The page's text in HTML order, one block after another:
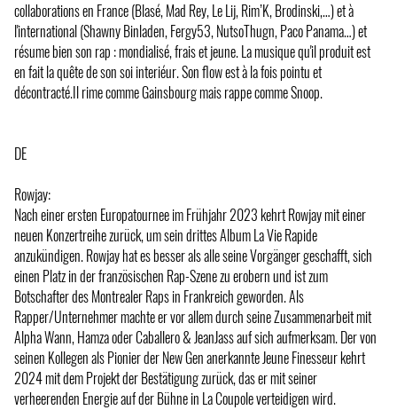
collaborations en France (Blasé, Mad Rey, Le Lij, Rim’K, Brodinski,…) et à
l'international (Shawny Binladen, Fergy53, NutsoThugn, Paco Panama…) et
résume bien son rap : mondialisé, frais et jeune. La musique qu'il produit est
en fait la quête de son soi interiéur. Son flow est à la fois pointu et
décontracté.Il rime comme Gainsbourg mais rappe comme Snoop.
DE
Rowjay:
Nach einer ersten Europatournee im Frühjahr 2023 kehrt Rowjay mit einer
neuen Konzertreihe zurück, um sein drittes Album La Vie Rapide
anzukündigen. Rowjay hat es besser als alle seine Vorgänger geschafft, sich
einen Platz in der französischen Rap-Szene zu erobern und ist zum
Botschafter des Montrealer Raps in Frankreich geworden. Als
Rapper/Unternehmer machte er vor allem durch seine Zusammenarbeit mit
Alpha Wann, Hamza oder Caballero & JeanJass auf sich aufmerksam. Der von
seinen Kollegen als Pionier der New Gen anerkannte Jeune Finesseur kehrt
2024 mit dem Projekt der Bestätigung zurück, das er mit seiner
verheerenden Energie auf der Bühne in La Coupole verteidigen wird.